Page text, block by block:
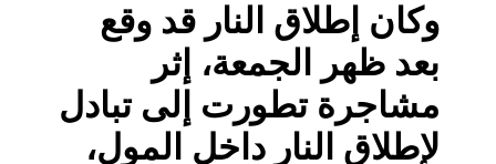
وكان إطلاق النار قد وقع
بعد ظهر الجمعة، إثر
مشاجرة تطورت إلى تبادل
لإطلاق النار داخل المول،